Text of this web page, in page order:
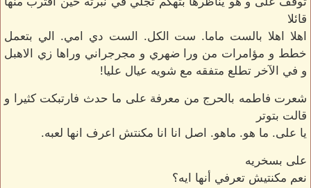
قائلا
اهلا اهلا بالست ماما. ست الكل. الست دي امي. الي بتعمل
خطط و مؤامرات من ورا ضهري و مجرجراني وراها زي الاهبل
و في الآخر تطلع متفقه مع شويه عيال عليا!
شعرت فاطمه بالحرج من معرفة على ما حدث فارتبكت كثيرا و
قالت بتوتر
يا على. ما هو. ماهو. اصل انا انا مكنتش اعرف انها لعبه.
على بسخريه
نعم مكنتيش تعرفي أنها ايه؟